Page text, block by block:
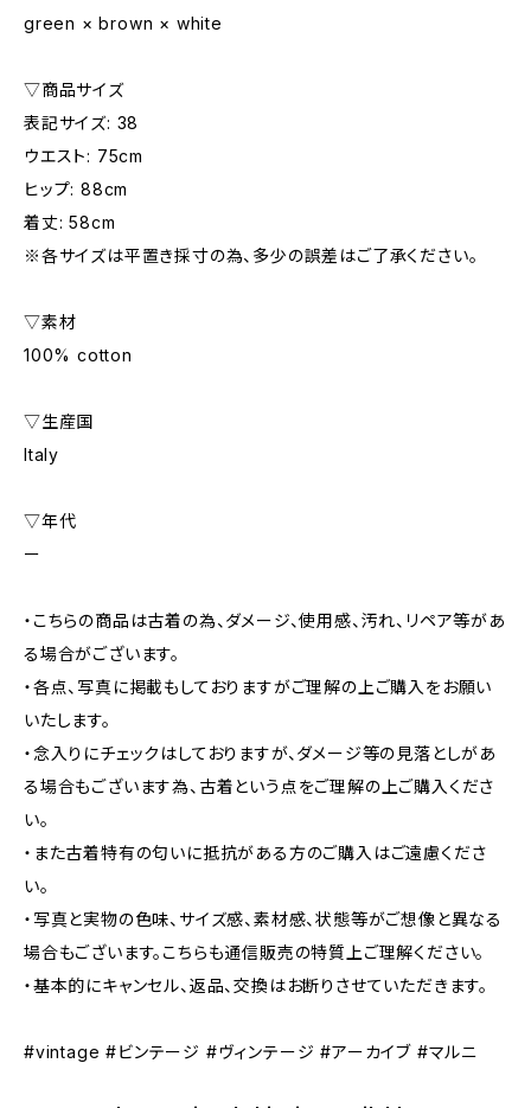
green × brown × white
▽商品サイズ
表記サイズ: 38
ウエスト: 75cm
ヒップ: 88cm
着丈: 58cm
※各サイズは平置き採寸の為、多少の誤差はご了承ください。
▽素材
100% cotton
▽生産国
Italy
▽年代
ー
・こちらの商品は古着の為、ダメージ、使用感、汚れ、リペア等があ
る場合がございます。
・各点、写真に掲載もしておりますがご理解の上ご購入をお願い
いたします。
・念入りにチェックはしておりますが、ダメージ等の見落としがあ
る場合もございます為、古着という点をご理解の上ご購入くださ
い。
・また古着特有の匂いに抵抗がある方のご購入はご遠慮くださ
い。
・写真と実物の色味、サイズ感、素材感、状態等がご想像と異なる
場合もございます。こちらも通信販売の特質上ご理解ください。
・基本的にキャンセル、返品、交換はお断りさせていただきます。
#vintage #ビンテージ #ヴィンテージ #アーカイブ #マルニ